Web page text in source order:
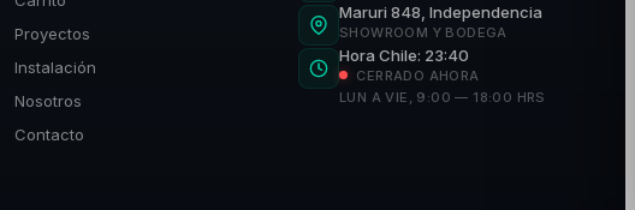
Proyectos
Instalación
Nosotros
Contacto
Maruri 848, Independencia
SHOWROOM Y BODEGA
Hora Chile: 23:40
CERRADO AHORA
LUN A VIE, 9:00 — 18:00 HRS